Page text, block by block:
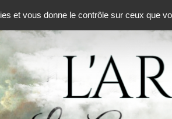
et vous donne le contrôle sur ceux que